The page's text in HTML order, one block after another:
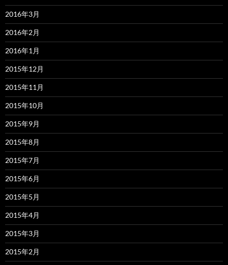
2016年3月
2016年2月
2016年1月
2015年12月
2015年11月
2015年10月
2015年9月
2015年8月
2015年7月
2015年6月
2015年5月
2015年4月
2015年3月
2015年2月